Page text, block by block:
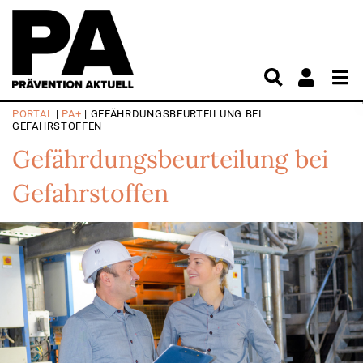
PORTAL | PA+ | GEFÄHRDUNGSBEURTEILUNG BEI
GEFAHRSTOFFEN
Gefährdungsbeurteilung bei
Gefahrstoffen